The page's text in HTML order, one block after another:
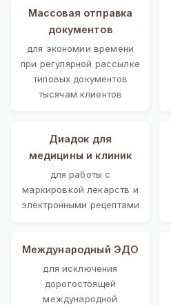
Массовая отправка
документов
для экономии времени
при регулярной рассылке
типовых документов
тысячам клиентов
Диадок для
медицины и клиник
для работы с
маркировкой лекарств и
электронными рецептами
Международный ЭДО
для исключения
дорогостоящей
международной